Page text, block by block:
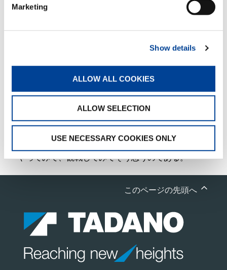
Marketing
Show details
ALLOW ALL COOKIES
ALLOW SELECTION
USE NECESSARY COOKIES ONLY
スポーツは、人間を創るために大事な役割を果たし
てくれている。肉体を鍛えるだけでなく、不撓不屈
性という自然の振る舞いが、期せずして人格を形成
してくれる。人格は幸運を呼び寄せ、幸運が素晴ら
しい人生を創ることになる。
スポーツを、単に勝敗にこだわるだけでなく、自ら
の成長進歩の手段として活用するなら、人間を創る
やってみて、観戦してみてそう思うのである。
このページの先頭へ